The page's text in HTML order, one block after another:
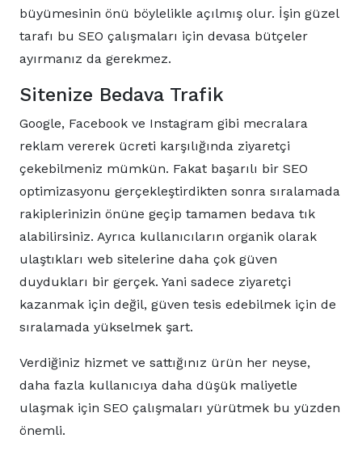
büyümesinin önü böylelikle açılmış olur. İşin güzel
tarafı bu SEO çalışmaları için devasa bütçeler
ayırmanız da gerekmez.
Sitenize Bedava Trafik
Google, Facebook ve Instagram gibi mecralara
reklam vererek ücreti karşılığında ziyaretçi
çekebilmeniz mümkün. Fakat başarılı bir SEO
optimizasyonu gerçekleştirdikten sonra sıralamada
rakiplerinizin önüne geçip tamamen bedava tık
alabilirsiniz. Ayrıca kullanıcıların organik olarak
ulaştıkları web sitelerine daha çok güven
duydukları bir gerçek. Yani sadece ziyaretçi
kazanmak için değil, güven tesis edebilmek için de
sıralamada yükselmek şart.
Verdiğiniz hizmet ve sattığınız ürün her neyse,
daha fazla kullanıcıya daha düşük maliyetle
ulaşmak için SEO çalışmaları yürütmek bu yüzden
önemli.